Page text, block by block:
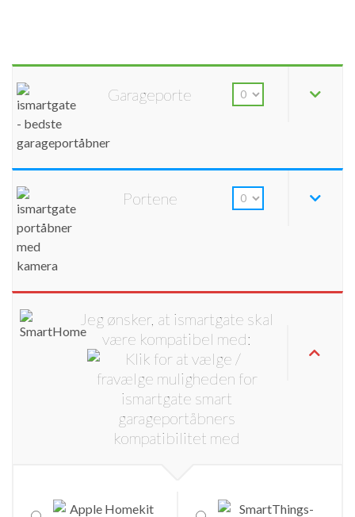
Garageporte
Portene
Jeg ønsker, at ismartgate skal
være kompatibel med: